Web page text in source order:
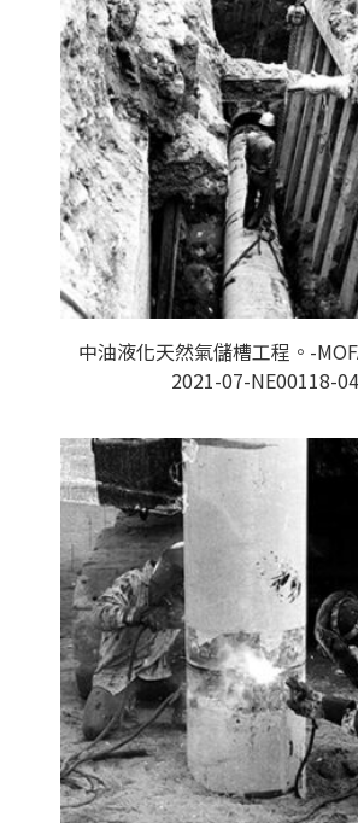
中油液化天然氣儲槽工程。-
2021-07-NE00118-